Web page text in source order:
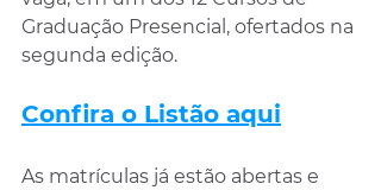
Graduação Presencial, ofertados na
segunda edição.
Confira o Listão aqui
As matrículas já estão abertas e